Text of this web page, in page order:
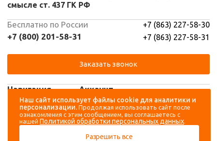
Навигация
Каталог
О компании
Аккаунт
Вход
Регистрация
смысле ст. 437 ГК РФ
Бесплатно по России
+7 (800) 201-58-31
+7 (863) 227-58-30
+7 (863) 227-58-31
Заказать звонок
Наш сайт использует файлы cookie для аналитики и
персонализации. Продолжая использовать сайт после
ознакомления с этим сообщением, вы соглашаетесь с
нашей Политикой обработки персональных данных.
Разрешить все